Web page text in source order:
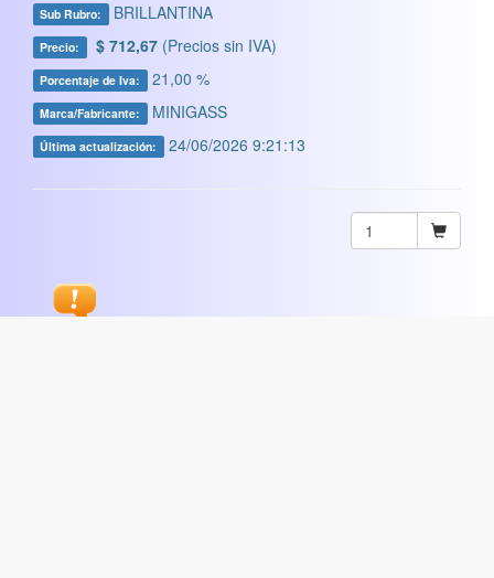
Sub Rubro: BRILLANTINA
Precio: $ 712,67 (Precios sin IVA)
Porcentaje de Iva: 21,00 %
Marca/Fabricante: MINIGASS
Última actualización: 24/06/2026 9:21:13